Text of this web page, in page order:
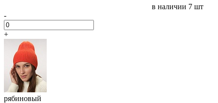
в наличии 7 шт
-
+
рябиновый